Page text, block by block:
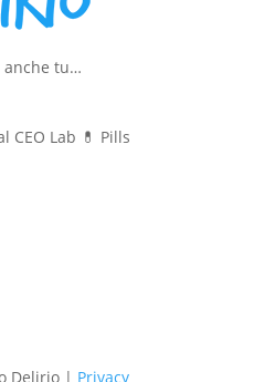
anche tu…
CEO Lab 💊 Pills
Delirio | Privacy